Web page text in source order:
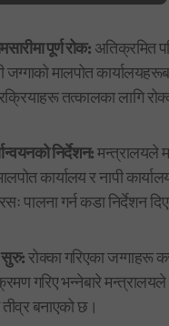
पूर्ण रोक: अतिक्रमित
जग्गाको मालपोत
तत्कालका लागि
निर्देशन:मन्त्रालयले
कार्यालय र नापी
पालना गर्न कडा निर्देशन
सुरु:रोक्का गरिएका जग्गाहरू
गरिए भन्नेबारे
बनाएको छ।